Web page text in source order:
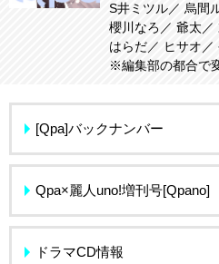
S井ミツル
烏間
櫻川なろ
爺太
はらだ
ヒサオ
※編集部の都合で
[Qpa]バックナンバー
Qpa×麗人uno!増刊号[Qpano]
ドラマCD情報